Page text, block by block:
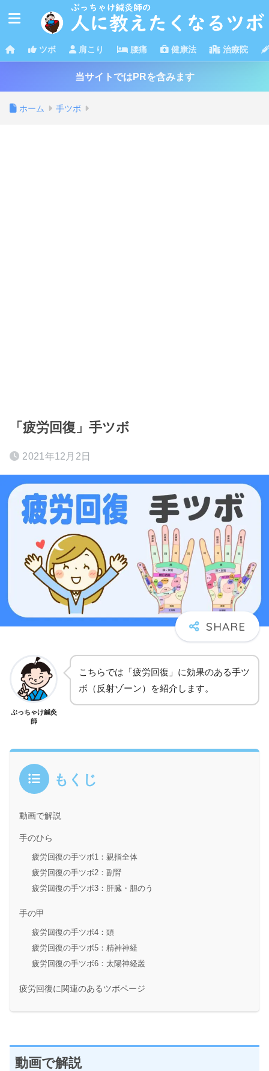
ツボ 肩こり 腰痛 健康法 治療院
当サイトではPRを含みます
ホーム 手ツボ
「疲労回復」手ツボ
2021年12月2日
ぶっちゃけ鍼灸
師
こちらでは「疲労回復」に効果のある手ツ
ボ（反射ゾーン）を紹介します。
もくじ
動画で解説
手のひら
疲労回復の手ツボ1：親指全体
疲労回復の手ツボ2：副腎
疲労回復の手ツボ3：肝臓・胆のう
手の甲
疲労回復の手ツボ4：頭
疲労回復の手ツボ5：精神神経
疲労回復の手ツボ6：太陽神経叢
疲労回復に関連のあるツボページ
動画で解説